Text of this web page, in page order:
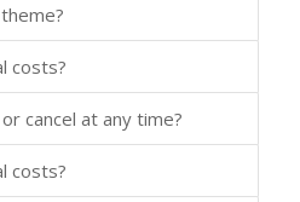
costs?
cancel at any time?
costs?